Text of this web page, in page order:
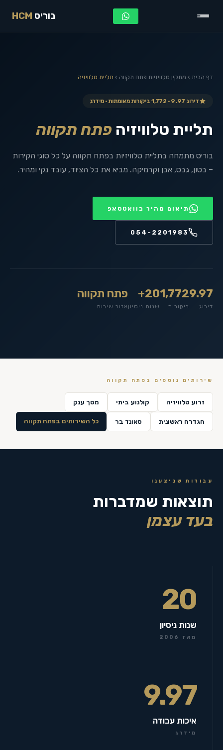
בוריס HCM
דף הבית › מתקין טלוויזיות פתח תקווה › תליית טלוויזיה
דירוג 9.97 · 1,772 ביקורות מאומתות · מידרג
תליית טלוויזיה פתח תקווה
בוריס מתמחה בתליית טלוויזיות בפתח תקווה על כל סוגי הקירות
– בטון, גבס, אבן וקרמיקה. מביא את כל הציוד, עובד נקי ומהיר.
תיאום מהיר בוואטסאפ
054-2201983
9.97
דירוג
1,772
ביקורות
20+
שנות ניסיון
פתח תקווה
אזור שירות
שירותים נוספים ב פתח תקווה
זרוע טלוויזיה קולנוע ביתי מסך ענק
הגדרה ראשונית סאונד בר כל השירותים בפתח תקווה
עבודות שביצענו
תוצאות שמדברות
בעד עצמן
20
שנות ניסיון
מאז 2006
9.97
איכות עבודה
מידרג